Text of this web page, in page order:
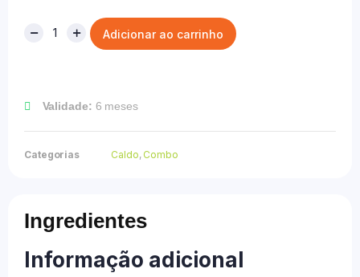
Adicionar ao carrinho
Validade: 6 meses
Categorias Caldo, Combo
Ingredientes
Informação adicional